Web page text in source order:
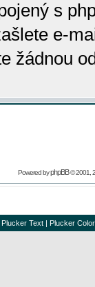
s
e-
žádnou
Powered byphpBB© 2001,
Plucker Text | Plucker Color